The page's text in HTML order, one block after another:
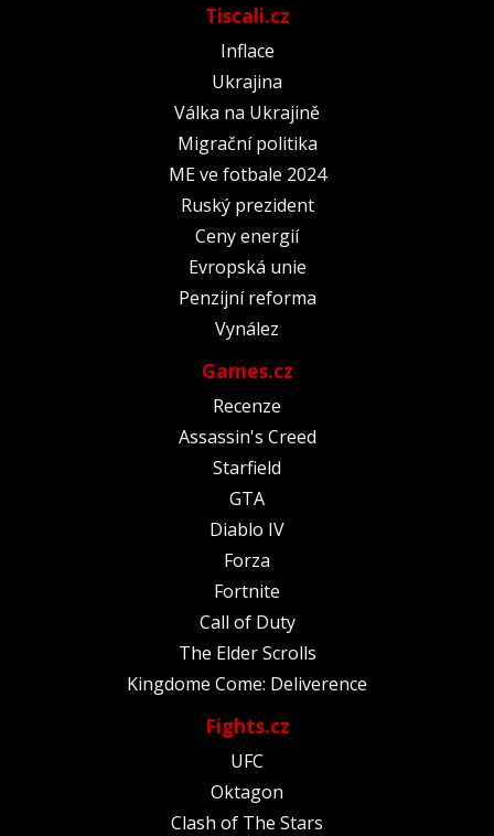
Tiscali.cz
Inflace
Ukrajina
Válka na Ukrajině
Migrační politika
ME ve fotbale 2024
Ruský prezident
Ceny energií
Evropská unie
Penzijní reforma
Vynález
Games.cz
Recenze
Assassin's Creed
Starfield
GTA
Diablo IV
Forza
Fortnite
Call of Duty
The Elder Scrolls
Kingdome Come: Deliverence
Fights.cz
UFC
Oktagon
Clash of The Stars